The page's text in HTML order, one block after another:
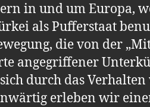
in und um Europa,
als Pufferstaat
die von der
angegriffener
durch das
erleben wir